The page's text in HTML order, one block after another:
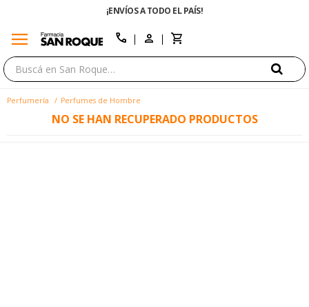
¡ENVÍOS A TODO EL PAÍS!
menu call
Perfumería Perfumes de Hombre
NO SE HAN RECUPERADO PRODUCTOS
close